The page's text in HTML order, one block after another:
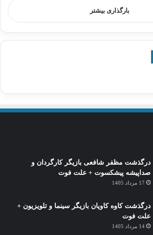
بارگذاری بیشتر
درگذشت مظفر شافعی بازیگر کارگردان و
صداپیشه پیشکسوت + علت فوت
17 مرداد 1405
درگذشت کاوه کاویان بازیگر سینما و تلویزیون +
علت فوت
14 مرداد 1405